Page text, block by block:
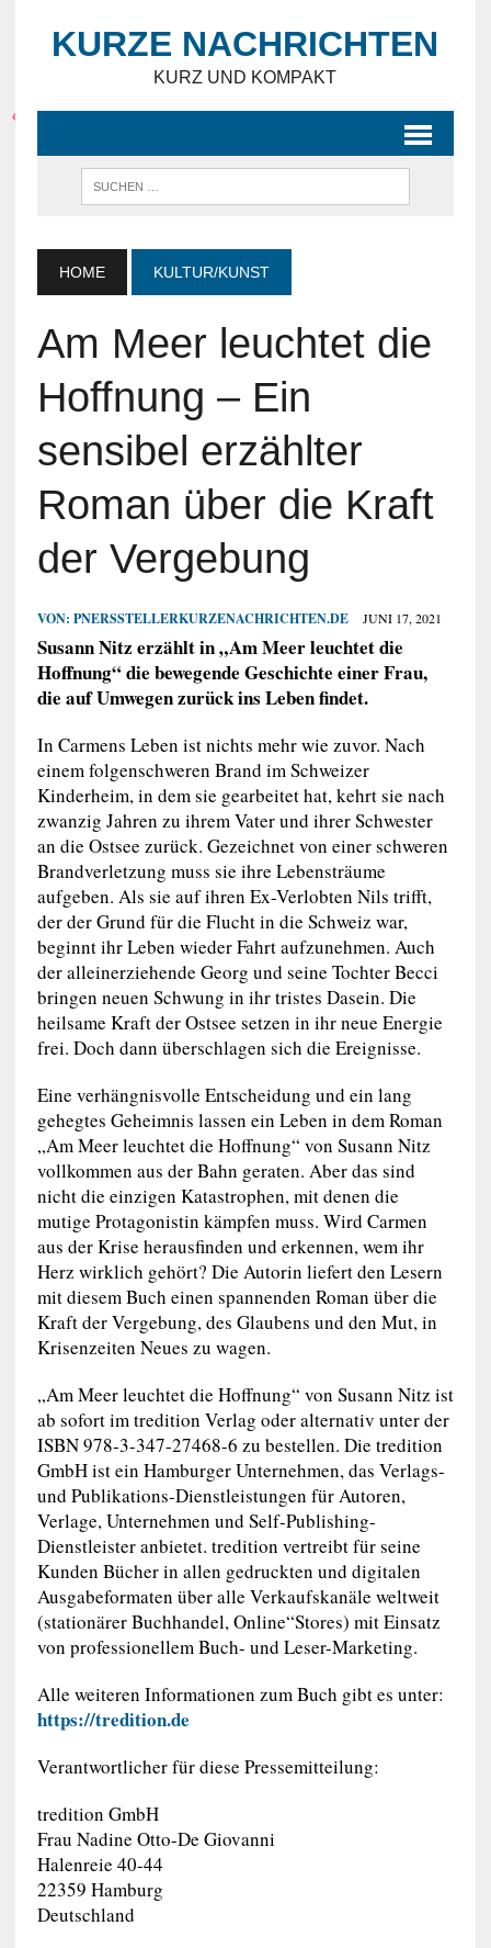
KURZE NACHRICHTEN
KURZ UND KOMPAKT
HOME KULTUR/KUNST
Am Meer leuchtet die
Hoffnung – Ein
sensibel erzählter
Roman über die Kraft
der Vergebung
VON: PNERSSTELLERKURZENACHRICHTEN.DE JUNI 17, 2021
Susann Nitz erzählt in „Am Meer leuchtet die
Hoffnung“ die bewegende Geschichte einer Frau,
die auf Umwegen zurück ins Leben findet.
In Carmens Leben ist nichts mehr wie zuvor. Nach
einem folgenschweren Brand im Schweizer
Kinderheim, in dem sie gearbeitet hat, kehrt sie nach
zwanzig Jahren zu ihrem Vater und ihrer Schwester
an die Ostsee zurück. Gezeichnet von einer schweren
Brandverletzung muss sie ihre Lebensträume
aufgeben. Als sie auf ihren Ex-Verlobten Nils trifft,
der der Grund für die Flucht in die Schweiz war,
beginnt ihr Leben wieder Fahrt aufzunehmen. Auch
der alleinerziehende Georg und seine Tochter Becci
bringen neuen Schwung in ihr tristes Dasein. Die
heilsame Kraft der Ostsee setzen in ihr neue Energie
frei. Doch dann überschlagen sich die Ereignisse.
Eine verhängnisvolle Entscheidung und ein lang
gehegtes Geheimnis lassen ein Leben in dem Roman
„Am Meer leuchtet die Hoffnung“ von Susann Nitz
vollkommen aus der Bahn geraten. Aber das sind
nicht die einzigen Katastrophen, mit denen die
mutige Protagonistin kämpfen muss. Wird Carmen
aus der Krise herausfinden und erkennen, wem ihr
Herz wirklich gehört? Die Autorin liefert den Lesern
mit diesem Buch einen spannenden Roman über die
Kraft der Vergebung, des Glaubens und den Mut, in
Krisenzeiten Neues zu wagen.
„Am Meer leuchtet die Hoffnung“ von Susann Nitz ist
ab sofort im tredition Verlag oder alternativ unter der
ISBN 978-3-347-27468-6 zu bestellen. Die tredition
GmbH ist ein Hamburger Unternehmen, das Verlags-
und Publikations-Dienstleistungen für Autoren,
Verlage, Unternehmen und Self-Publishing-
Dienstleister anbietet. tredition vertreibt für seine
Kunden Bücher in allen gedruckten und digitalen
Ausgabeformaten über alle Verkaufskanäle weltweit
(stationärer Buchhandel, Online“Stores) mit Einsatz
von professionellem Buch- und Leser-Marketing.
Alle weiteren Informationen zum Buch gibt es unter:
https://tredition.de
Verantwortlicher für diese Pressemitteilung:
tredition GmbH
Frau Nadine Otto-De Giovanni
Halenreie 40-44
22359 Hamburg
Deutschland